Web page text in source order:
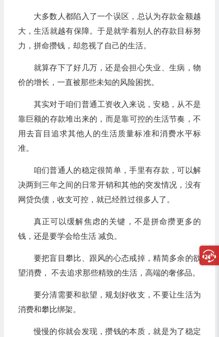
大多数人都陷入了一个误区，总认为存款金额越
大，生活就越有保障。于是就学着别人的存款目标努
力，拼命攒钱，却忽视了自己的生活。
就算存下了好几万，还是会担心失业、生病，物
价的增长，一直被那些未知的风险困扰。
其实对于咱们普通工资收入来说，安稳，从不是
靠巨额的存款堆出来的，而是靠可控的生活节奏，不
用去盲目追求其他人的生活质量标准和消费水平标
准。
咱们普通人的稳定很简单，手里有存款，可以解
决两到三年之间的日常开销和其他的突发情况，没有
网贷负债，收支可控，就已经胜过很多人了。
真正可以缓解焦虑的关键，不是拼命攒更多的
钱，还是要学会给生活 减负。
要把盲目攀比、跟风的心态戒掉，精简多余的欲
望消费， 不去追求那些精致的生活，高端的奢侈品。
要分清需要和欲望，规划好收支，不要让生活为
消费和攀比绑架。
慢慢的你就会发现，攒钱的本质，就是为了稳定